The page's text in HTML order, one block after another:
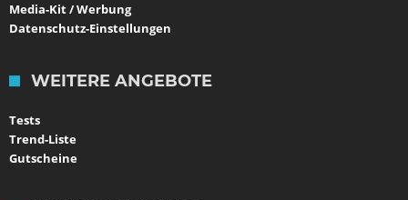
Media-Kit / Werbung
Datenschutz-Einstellungen
WEITERE ANGEBOTE
Tests
Trend-Liste
Gutscheine